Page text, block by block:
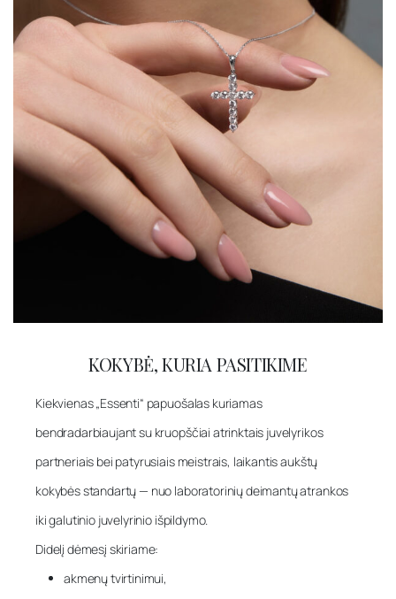
KOKYBĖ, KURIA PASITIKIME
Kiekvienas „Essenti“ papuošalas kuriamas
bendradarbiaujant su kruopščiai atrinktais juvelyrikos
partneriais bei patyrusiais meistrais, laikantis aukštų
kokybės standartų — nuo laboratorinių deimantų atrankos
iki galutinio juvelyrinio išpildymo.
Didelį dėmesį skiriame:
akmenų tvirtinimui,